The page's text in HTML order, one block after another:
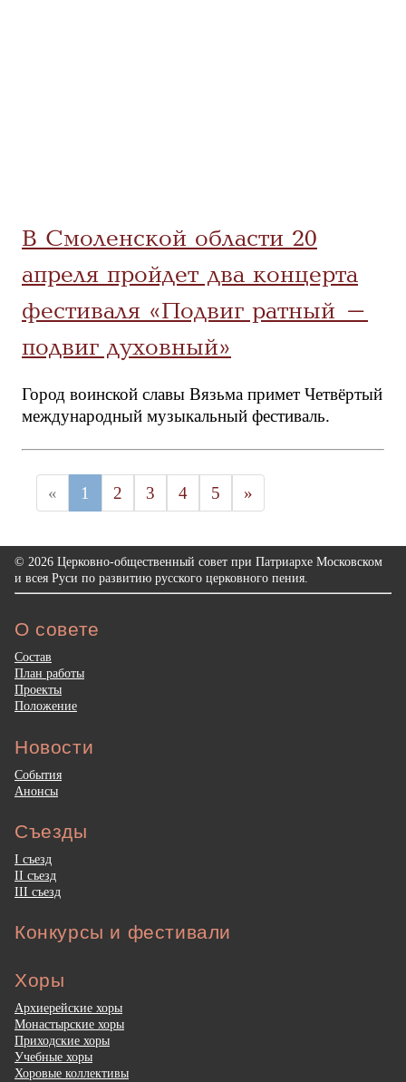
В Смоленской области 20
апреля пройдет два концерта
фестиваля «Подвиг ратный –
подвиг духовный»
Город воинской славы Вязьма примет Четвёртый
международный музыкальный фестиваль.
« 1 2 3 4 5 »
© 2026 Церковно-общественный совет при Патриархе Московском
и всея Руси по развитию русского церковного пения.
О совете
Состав
План работы
Проекты
Положение
Новости
События
Анонсы
Съезды
I съезд
II съезд
III съезд
Конкурсы и фестивали
Хоры
Архиерейские хоры
Монастырские хоры
Приходские хоры
Учебные хоры
Хоровые коллективы